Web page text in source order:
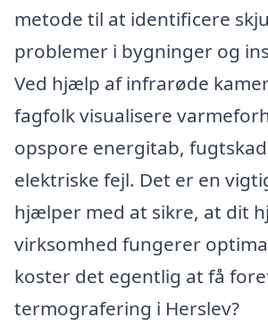
metode til at identificere
problemer i bygninger og
Ved hjælp af infrarøde
fagfolk visualisere
opspore energitab,
elektriske fejl. Det er en
hjælper med at sikre, at dit
virksomhed fungerer
koster det egentlig at få
termografering i Herslev?